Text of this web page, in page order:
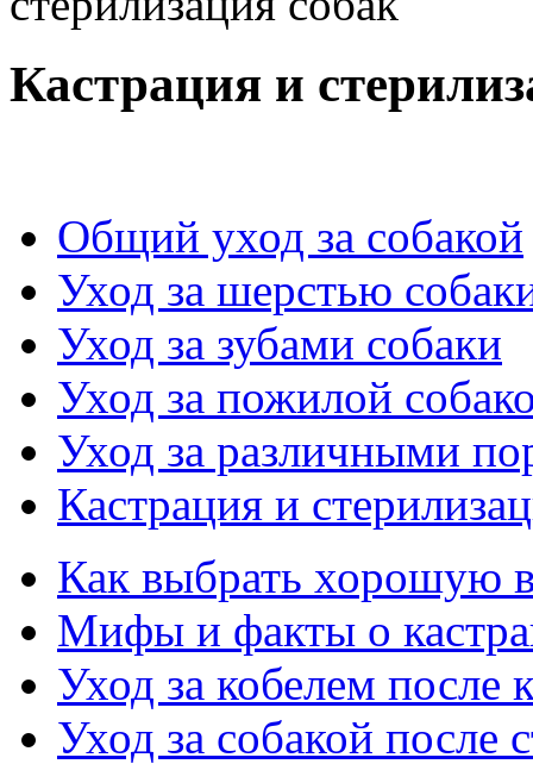
Кастрация и
Общий уход за собакой
Уход за шерстью
Уход за зубами собаки
Уход за пожилой
Уход за различными
Кастрация и
Как выбрать хорошую
Мифы и факты о
Уход за кобелем после
Уход за собакой после